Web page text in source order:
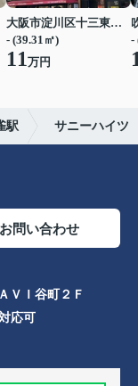
大阪市淀川区十三東２丁目
- (39.31㎡)
11万円
-
駅 サニーハイツ
問い合わせ
ＶＩ谷町２Ｆ
応可